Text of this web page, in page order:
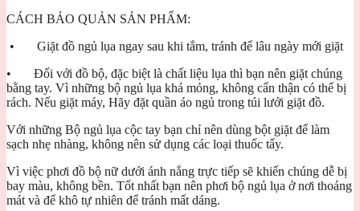
CÁCH BẢO QUẢN SẢN PHẨM:
• Giặt đồ ngủ lụa ngay sau khi tắm, tránh để lâu ngày mới giặt
• Đối với đồ bộ, đặc biệt là chất liệu lụa thì bạn nên giặt chúng
bằng tay. Vì những bộ ngủ lụa khá mỏng, không cẩn thận có thể bị
rách. Nếu giặt máy, Hãy đặt quần áo ngủ trong túi lưới giặt đồ.
Với những Bộ ngủ lụa cộc tay bạn chỉ nên dùng bột giặt để làm
sạch nhẹ nhàng, không nên sử dụng các loại thuốc tẩy.
Vì việc phơi đồ bộ nữ dưới ánh nắng trực tiếp sẽ khiến chúng dễ bị
bay màu, không bền. Tốt nhất bạn nên phơi bộ ngủ lụa ở nơi thoáng
mát và để khô tự nhiên để tránh mất dáng.